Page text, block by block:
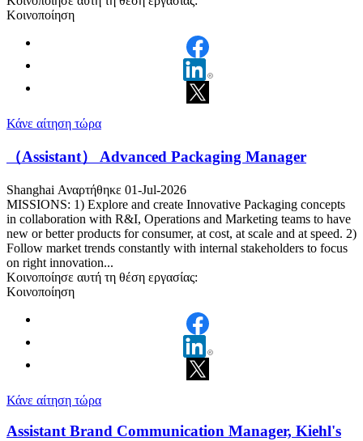
Κοινοποίηση
Κάνε αίτηση τώρα
（Assistant） Advanced Packaging Manager
Shanghai Αναρτήθηκε 01-Jul-2026
MISSIONS: 1) Explore and create Innovative Packaging concepts
in collaboration with R&I, Operations and Marketing teams to have
new or better products for consumer, at cost, at scale and at speed. 2)
Follow market trends constantly with internal stakeholders to focus
on right innovation...
Κοινοποίησε αυτή τη θέση εργασίας:
Κοινοποίηση
Κάνε αίτηση τώρα
Assistant Brand Communication Manager, Kiehl's